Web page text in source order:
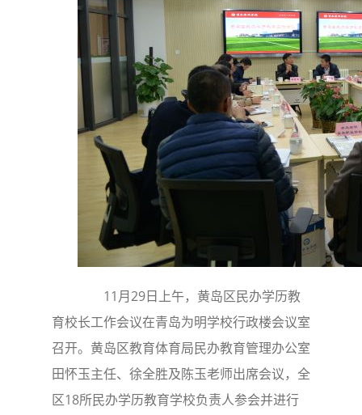
11月29日上午，黄岛区民办学历教
育校长工作会议在青岛为明学校行政楼会议室
召开。黄岛区教育体育局民办教育管理办公室
田怀玉主任、徐全胜及陈玉老师出席会议，全
区18所民办学历教育学校负责人参会并进行